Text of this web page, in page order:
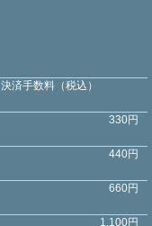
決済手数料（税込）
330円
440円
660円
1,100円